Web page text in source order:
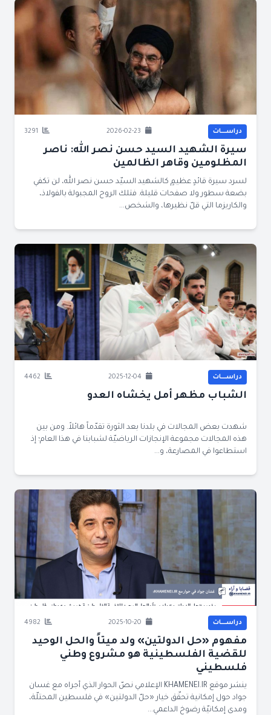
دراســــات
سيرة الشهيد السيد حسن نصر الله: ناصر
المظلومين وقاهر الظالمين
لسرد سيرة قائدٍ عظيمٍ كالشهيد السيّد حسن نصر الله، لن تكفي
بضعة سطور ولا صفحات قليلة. فتلك الروح المجبولة بالفولاذ،
والكاريزما التي قلّ نظيرها، والشخص...
دراســــات 2025-12-04
الشباب مظهر أمل يخشاه العدو
شهدت بعض المجالات في بلدنا بعد الثورة تقدّماً هائلاً. ومن بين
هذه المجالات مجموعة الإنجازات الرياضيّة لشبابنا في هذا العام؛ إذ
استطاعوا في المصارعة، و...
دراســــات
مفهوم «حل الدولتين» ولد ميتاً والحل الوحيد
للقضية الفلسطينية هو مشروع وطني
فلسطيني
ينشر موقع KHAMENEI.IR الإعلامي نصّ الحوار الذي أجراه مع غسان
جواد حول إمكانية تحقّق خيار «حلّ الدولتين» في فلسطين المحتلّة،
ومدى إمكانيّة رضوخ الداعمي...